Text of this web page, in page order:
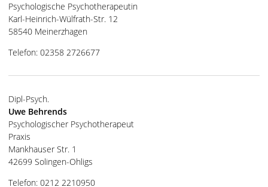
Psychologische Psychotherapeutin
Karl-Heinrich-Wülfrath-Str. 12
58540 Meinerzhagen
Telefon: 02358 2726677
Dipl-Psych.
Uwe Behrends
Psychologischer Psychotherapeut
Praxis
Mankhauser Str. 1
42699 Solingen-Ohligs
Telefon: 0212 2210950